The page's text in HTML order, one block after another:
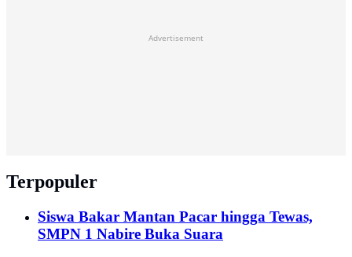
Advertisement
Terpopuler
Siswa Bakar Mantan Pacar hingga Tewas,
SMPN 1 Nabire Buka Suara